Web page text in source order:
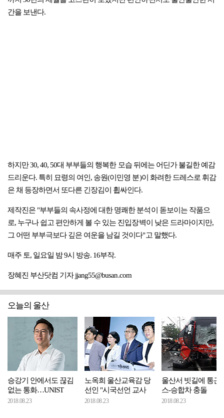
간을 보낸다.
하지만 30, 40, 50대 부부들의 행복한 모습 뒤에는 어딘가 불길한 예감
드리운다. 특히 묘령의 여인, 송원(이민영 분)이 화려한 드레스로 휘감
은 채 등장하면서 또다른 긴장김이 휩싸인다.
제작진은 "부부들의 속사정에 대한 명쾌한 분석이 돋보이는 작품으
로, 누구나 쉽고 편안하게 볼 수 있는 진입장벽이 낮은 드라마이지만,
그 어떤 부부극보다 깊은 여운을 남길 것이다"고 말했다.
매주 토, 일요일 밤 9시 방송. 16부작.
장혜진 부산닷컴 기자 jjang55@busan.com
오늘의 울산
승강기 안에서도 끊김
없는 통화…UNIST
2018.08.23
노옥희 울산교육감 당
선인 "시국선언 교사
2018.08.23
울산서 빗길에 통근
스-승합차 충돌
2018.08.23